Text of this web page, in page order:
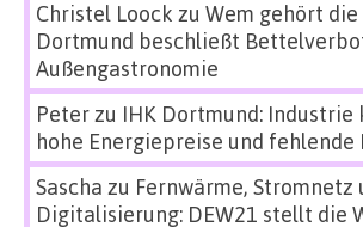
Christel Loock zu Wem gehört
Dortmund beschließt
Außengastronomie
Peterzu IHK Dortmund:
hohe Energiepreise und
Sascha zu Fernwärme, Stromnetz
Digitalisierung: DEW21 stellt die